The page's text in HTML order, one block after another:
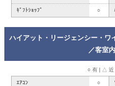
ｷﾞﾌﾄｼｮｯﾌﾟ ○
ハイアット・リージェンシー・ワ
／客室
○ 有 | △ 近
ｴｱｺﾝ ○